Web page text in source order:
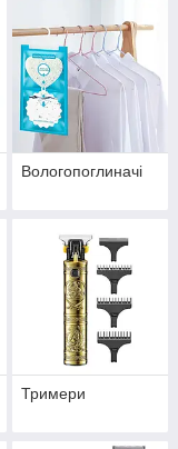
Вологопоглиначі
Тримери